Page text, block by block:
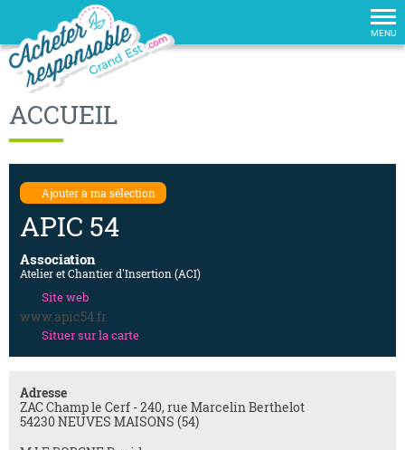
MENU
ACCUEIL
Ajouter à ma sélection
APIC 54
Association
Atelier et Chantier d'Insertion (ACI)
Site web
www.apic54.fr
Situer sur la carte
Adresse
ZAC Champ le Cerf - 240, rue Marcelin Berthelot
54230 NEUVES MAISONS (54)